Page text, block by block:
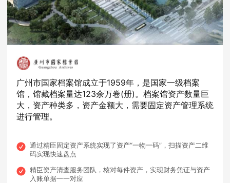
广州市国家档案馆成立于1959年，是国家一级档案
馆，馆藏档案量达123余万卷(册)。档案馆资产数量巨
大，资产种类多，资产金额大，需要固定资产管理系统
进行管理。
通过精臣固定资产系统实现了资产“一物一码”，扫描资产二维
码实现快速盘点
精臣资产清查服务团队，核对每件资产，实现财务凭证与资产
入账单据一一对应